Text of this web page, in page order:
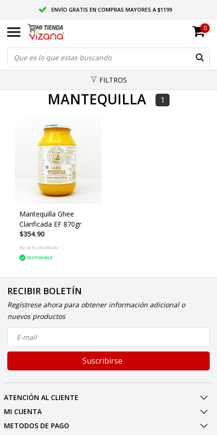
ENVÍO GRATIS EN COMPRAS MAYORES A $1199
CALIDAD VIZANA GARANTIZADA
0
FILTROS
MANTEQUILLA 1
Mantequilla Ghee
Clarificada EF 870gr
$354.90
No se ha clasificado
DISPONIBLE
RECIBIR BOLETÍN
Regístrese ahora para obtener información adicional o
nuevos productos
Suscribirse
ATENCIÓN AL CLIENTE
MI CUENTA
METODOS DE PAGO